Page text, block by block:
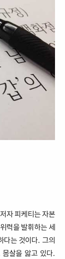
자 피케티는 자본
력을 발휘하는 세
다는 것이다. 그의
몸살을 앓고 있다.